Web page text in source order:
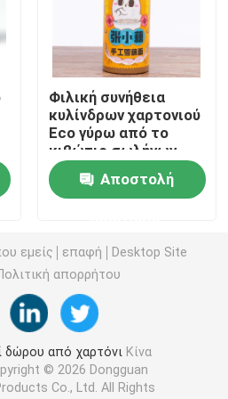
σωλήνα
εγγράφου
τσιγάρων
χαρτόνι
Φιλική συνήθεια
κυλίνδρων χαρτονιού
Eco γύρω από το
κιβώτιο σωλήνων
εγγράφου για το
γρίφο Αποστολή
εμείς επαφή
Desktop Site
απορρήτου
δώρου από χαρτόνι Κίνα
© 2026 Dongguan
Co., Ltd. All Rights